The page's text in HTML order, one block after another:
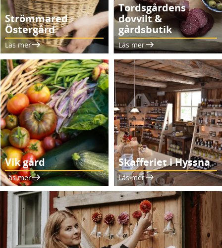
Strömmared
Östergård
Läs mer
Tordsgårdens
dovvilt &
gårdsbutik
Läs mer
Vik gård
Läs mer
Skafferiet i Hyssna
Läs mer